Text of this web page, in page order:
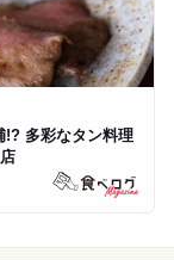
!? 多彩なタン料理